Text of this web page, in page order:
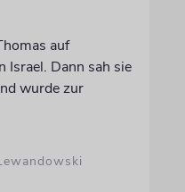
auf
Israel. Dann sah sie
wurde zur